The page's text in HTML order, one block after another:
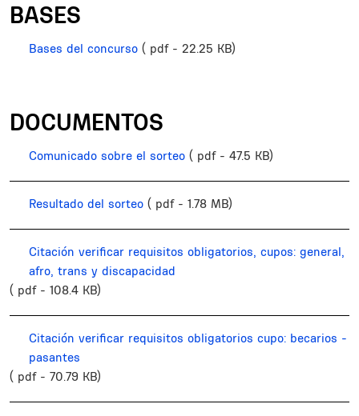
BASES
Bases del concurso ( pdf - 22.25 KB)
DOCUMENTOS
Comunicado sobre el sorteo ( pdf - 47.5 KB)
Resultado del sorteo ( pdf - 1.78 MB)
Citación verificar requisitos obligatorios, cupos: general,
afro, trans y discapacidad
( pdf - 108.4 KB)
Citación verificar requisitos obligatorios cupo: becarios -
pasantes
( pdf - 70.79 KB)